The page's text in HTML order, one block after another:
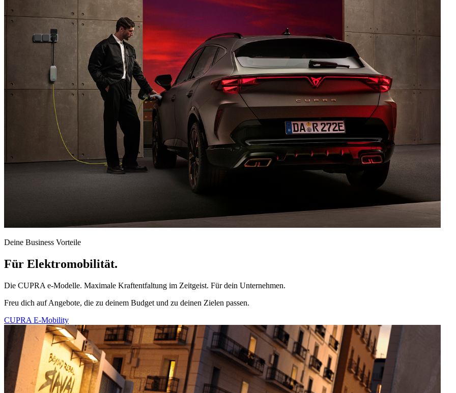
Deine Business Vorteile
Für Elektromobilität.
Die CUPRA e-Modelle. Maximale Kraftentfaltung im Zeitgeist. Für dein Unternehmen.
Freu dich auf Angebote, die zu deinem Budget und zu deinen Zielen passen.
CUPRA E-Mobility